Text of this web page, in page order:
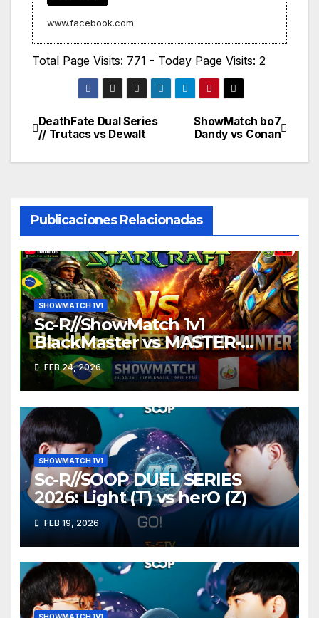
www.facebook.com
Total Page Visits: 771 - Today Page Visits: 2
Navegación
de
ShowMatch bo7
Dandy vs Conan
DeathFate Dual Series
// Trutacs vs Dewalt
Publicaciones Relacionadas
SHOWMATCH 1V1
Sc-R//ShowMatch 1v1
BlackMaster vs MASTER-
HUNTER
FEB 24, 2026
SHOWMATCH 1V1
Sc-R//SOOP DUEL SERIES
2026: Light (T) vs herO (Z)
FEB 19, 2026